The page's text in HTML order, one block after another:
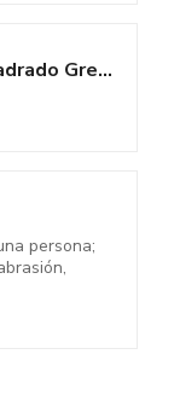
Intex Spa hinchable cuadrado Greystone Deluxe 4 personas, 175x175x71 cm,...
persona;